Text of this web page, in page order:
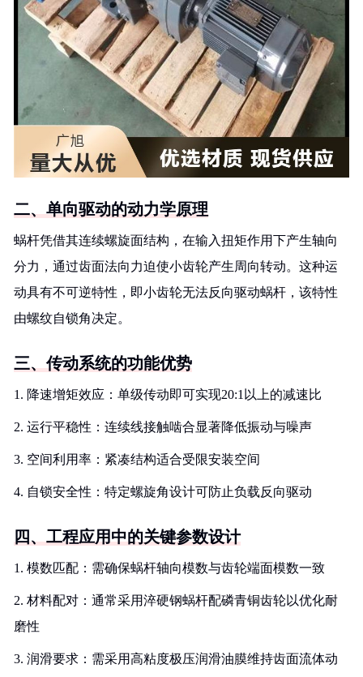
二、单向驱动的动力学原理
蜗杆凭借其连续螺旋面结构，在输入扭矩作用下产生轴向
分力，通过齿面法向力迫使小齿轮产生周向转动。这种运
动具有不可逆特性，即小齿轮无法反向驱动蜗杆，该特性
由螺纹自锁角决定。
三、传动系统的功能优势
1. 降速增矩效应：单级传动即可实现20:1以上的减速比
2. 运行平稳性：连续线接触啮合显著降低振动与噪声
3. 空间利用率：紧凑结构适合受限安装空间
4. 自锁安全性：特定螺旋角设计可防止负载反向驱动
四、工程应用中的关键参数设计
1. 模数匹配：需确保蜗杆轴向模数与齿轮端面模数一致
2. 材料配对：通常采用淬硬钢蜗杆配磷青铜齿轮以优化耐
磨性
3. 润滑要求：需采用高粘度极压润滑油膜维持齿面流体动